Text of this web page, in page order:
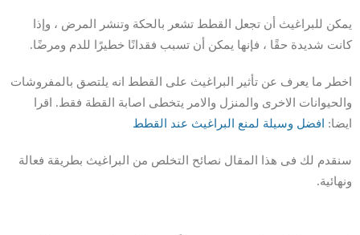
يمكن للبراغيث أن تجعل القطط تشعر بالحكة وتنشر المرض ، وإذا
كانت شديدة حقًا ، فإنها يمكن أن تسبب فقدانًا خطيرًا للدم ومرضًا.
اخطر ما يعرف عن تأثير البراغيث على القطط انه يلتصق بالمفروشات
والحيوانات الاخرى والمنزل والامر يتخطى اصابة القطة فقط. اقرا
ايضا:
افضل وسيلة لمنع البراغيث عند القطط
سنقدم لك فى هذا المقال نصائح التخلص من البراغيث بطريقة فعالة
ونهائية.